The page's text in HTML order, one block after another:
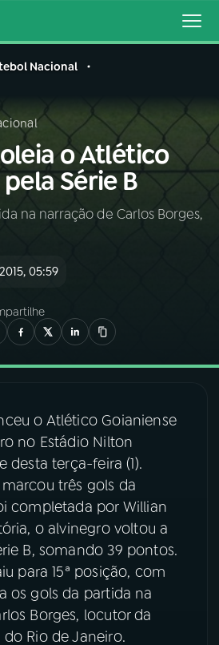
Buscar
Nacional
o Atlético
Série B
na narração de Carlos Borges,
05:59
o Atlético Goianiense
no Estádio Nilton
desta terça-feira (1).
três gols da
completada por Willian
o alvinegro voltou a
B, somando 39 pontos.
para 15ª posição, com
os gols da partida na
Borges, locutor da
Rio de Janeiro.